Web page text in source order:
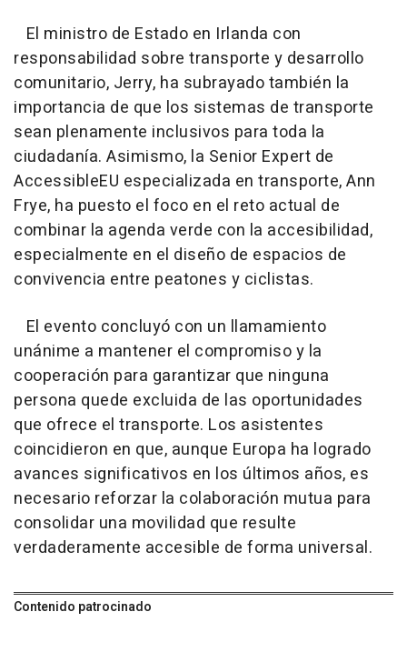
El ministro de Estado en Irlanda con
responsabilidad sobre transporte y desarrollo
comunitario, Jerry, ha subrayado también la
importancia de que los sistemas de transporte
sean plenamente inclusivos para toda la
ciudadanía. Asimismo, la Senior Expert de
AccessibleEU especializada en transporte, Ann
Frye, ha puesto el foco en el reto actual de
combinar la agenda verde con la accesibilidad,
especialmente en el diseño de espacios de
convivencia entre peatones y ciclistas.
El evento concluyó con un llamamiento
unánime a mantener el compromiso y la
cooperación para garantizar que ninguna
persona quede excluida de las oportunidades
que ofrece el transporte. Los asistentes
coincidieron en que, aunque Europa ha logrado
avances significativos en los últimos años, es
necesario reforzar la colaboración mutua para
consolidar una movilidad que resulte
verdaderamente accesible de forma universal.
Contenido patrocinado